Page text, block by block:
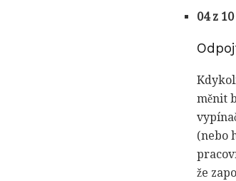
04 z 10
měnit
(nebo
že